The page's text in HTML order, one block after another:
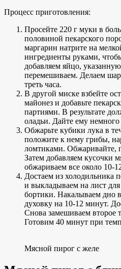
Процесс приготовления:
Просейте 220 г муки в
половиной пекарского
маргарин натрите на
ингредиенты руками,
добавляем яйцо,
перемешиваем. Делаем шар
треть часа.
В другой миске взбейте
майонез и добавьте
партиями. В результате
оладьи. Дайте ему немного
Обжарьте кубики лука в
положите к нему грибы,
ломтиками. Обжаривайте,
Затем добавляем кусочки
обжариваем все около 10-
Достаем из холодильника
и выкладываем на лист
бортики. Накалываем дно
духовку на 10-12 минут.
Снова замешиваем второе
Готовим 40 минут при
Мясной пирог с желе